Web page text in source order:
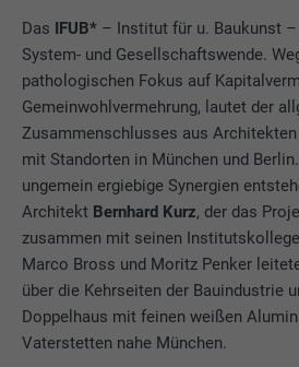
Das IFUB* – Institut für u. Baukunst –
System- und Gesellschaftswende.
pathologischen Fokus auf
Gemeinwohlvermehrung, lautet der
Zusammenschlusses aus
mit Standorten in München und
ungemein ergiebige Synergien
Architekt Bernhard Kurz, der das
zusammen mit seinen
Marco Bross und Moritz Penker
über die Kehrseiten der Bauindustrie
Doppelhaus mit feinen weißen
Vaterstetten nahe München.